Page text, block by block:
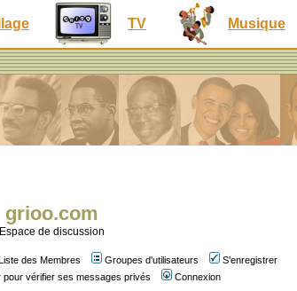
TV Musique
grioo.com
Espace de discussion
des Membres Groupes d'utilisateurs
S'enregistrer
pour vérifier ses messages privés Connexion